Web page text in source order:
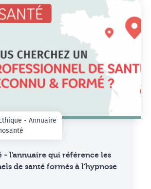
- Annuaire
- l'annuaire qui référence les
de santé formés à l'hypnose